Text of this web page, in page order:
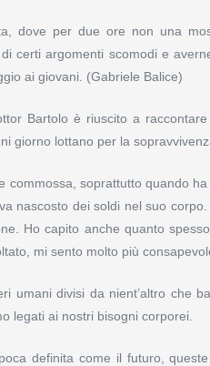
dove per due ore non una
certi argomenti scomodi e
ai giovani. (Gabriele Balice)
Bartolo è riuscito a
giorno lottano per la
commossa, soprattutto quando
nascosto dei soldi nel suo
Ho capito anche quanto
mi sento molto più
umani divisi da nient’altro che
legati ai nostri bisogni corporei.
definita come il futuro,